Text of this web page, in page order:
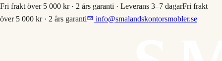
Fri frakt över 5 000 kr · 2 års garanti · Leverans 3–7 dagarFri frakt
över 5 000 kr · 2 års garanti
info@smalandskontorsmobler.se